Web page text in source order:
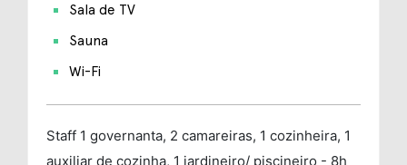
Sala de TV
Sauna
Wi-Fi
Staff 1 governanta, 2 camareiras, 1 cozinheira, 1
auxiliar de cozinha, 1 jardineiro/ piscineiro - 8h